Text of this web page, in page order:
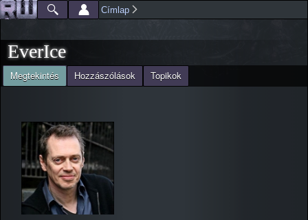
Ugrás a
tartalomra
Főmenü
Jelenlegi hely
Címlap
EverIce
Elsődleges fülek
Megtekintés
(aktív fül) Hozzászólások Topikok